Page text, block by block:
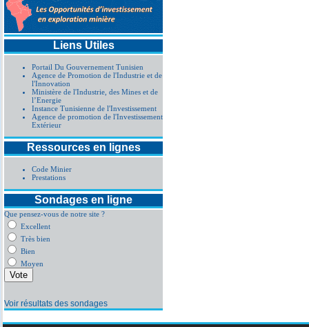
Liens Utiles
Portail Du Gouvernement Tunisien
Agence de Promotion de l'Industrie et de
l'Innovation
Ministère de l'Industrie, des Mines et de
l’Energie
Instance Tunisienne de l'Investissement
Agence de promotion de l'Investissement
Extérieur
Ressources en lignes
Code Minier
Prestations
Sondages en ligne
Que pensez-vous de notre site ?
Excellent
Très bien
Bien
Moyen
Voir résultats des sondages